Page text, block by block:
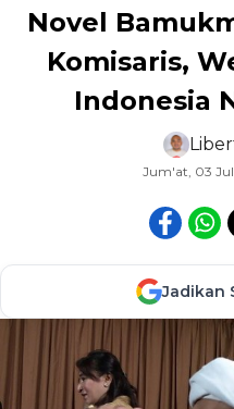
Novel
Komisaris,
Indonesia
Jum'at, 03
Jadikan